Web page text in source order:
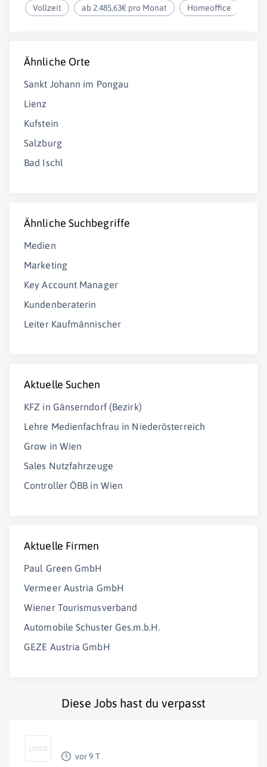
Vollzeit ab 2.485,63€ pro Monat Homeoffice
Ähnliche Orte
Sankt Johann im Pongau
Lienz
Kufstein
Salzburg
Bad Ischl
Ähnliche Suchbegriffe
Medien
Marketing
Key Account Manager
Kundenberaterin
Leiter Kaufmännischer
Aktuelle Suchen
KFZ in Gänserndorf (Bezirk)
Lehre Medienfachfrau in Niederösterreich
Grow in Wien
Sales Nutzfahrzeuge
Controller ÖBB in Wien
Aktuelle Firmen
Paul Green GmbH
Vermeer Austria GmbH
Wiener Tourismusverband
Automobile Schuster Ges.m.b.H.
GEZE Austria GmbH
Diese Jobs hast du verpasst
vor 9 T